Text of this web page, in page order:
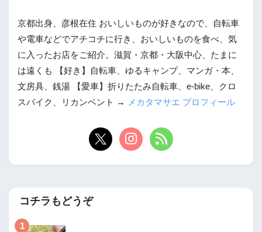
京都出身、彦根在住 おいしいものが好きなので、自転車
や電車などでアチコチに行き、おいしいものを食べ、気
に入ったお店をご紹介。滋賀・京都・大阪中心、たまに
は遠くも 【好き】自転車、ゆるキャンプ、マンガ・本、
文房具、銭湯 【愛車】折りたたみ自転車、e-bike、クロ
スバイク、リカンベント →
メカタマサエ プロフィール
コチラもどうぞ
1